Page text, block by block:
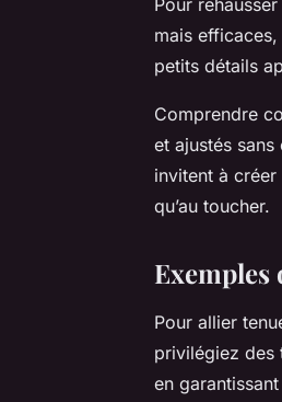
Pour
mais
petits détails
Comprendre
et ajustés
invitent à
qu’au toucher.
Exemples
Pour allier
privilégiez des
en